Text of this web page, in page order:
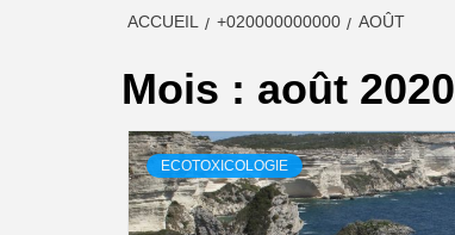
ACCUEIL +020000000000 AOÛT
Mois : août 2020
ECOTOXICOLOGIE